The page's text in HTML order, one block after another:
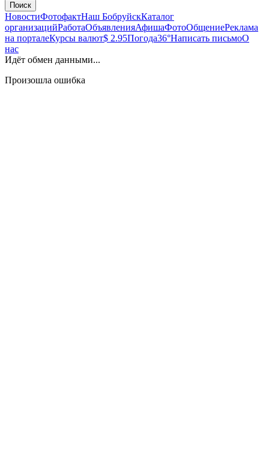
Поиск
НовостиФотофактНаш БобруйскКаталог
организацийРаботаОбъявленияАфишаФотоОбщениеРеклама
на порталеКурсы валют$ 2.95Погода36°Написать письмоО
нас
Идёт обмен данными...
Произошла ошибка